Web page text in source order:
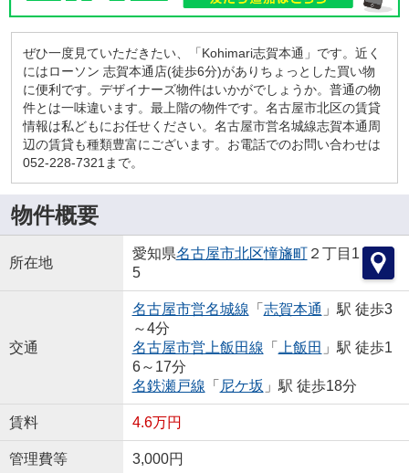
ぜひ一度見ていただきたい、「Kohimari志賀本通」です。近く
にはローソン 志賀本通店(徒歩6分)がありちょっとした買い物
に便利です。デザイナーズ物件はいかがでしょうか。普通の物
件とは一味違います。最上階の物件です。名古屋市北区の賃貸
情報は私どもにお任せください。名古屋市営名城線志賀本通周
辺の賃貸も種類豊富にございます。お電話でのお問い合わせは
052-228-7321まで。
物件概要
所在地
愛知県名古屋市北区憧旛町２丁目1
5
交通
名古屋市営名城線 「 志賀本通 」駅 徒歩3
～4分
名古屋市営上飯田線 「 上飯田 」駅 徒歩1
6～17分
名鉄瀬戸線 「 尼ケ坂 」駅 徒歩18分
賃料 4.6万円
管理費等 3,000円